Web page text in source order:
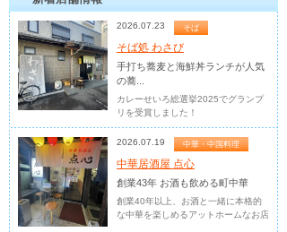
2026.07.23 そば
そば処 わさび
手打ち蕎麦と海鮮丼ランチが人気
の蕎...
カレーせいろ総選挙2025でグランプ
リを受賞しました！
2026.07.19 中華・中国料理
中華居酒屋 点心
創業43年 お酒も飲める町中華
創業40年以上、お酒と一緒に本格的
な中華を楽しめるアットホームなお店